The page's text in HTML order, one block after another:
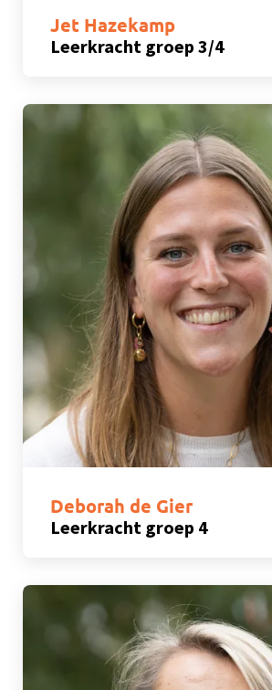
Jet Hazekamp
Leerkracht groep 3/4
Deborah de Gier
Leerkracht groep 4